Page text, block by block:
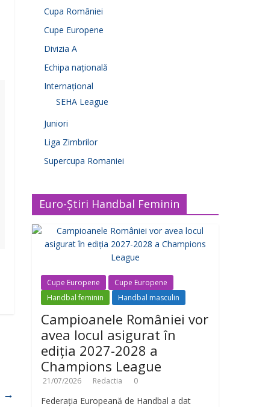
→
Cupa României
Cupe Europene
Divizia A
Echipa națională
Internațional
SEHA League
Juniori
Liga Zimbrilor
Supercupa Romaniei
Euro-Știri Handbal Feminin
Cupe Europene
Cupe Europene
Handbal feminin
Handbal masculin
Campioanele României vor
avea locul asigurat în
ediția 2027-2028 a
Champions League
21/07/2026 Redactia 0
Federația Europeană de Handbal a dat